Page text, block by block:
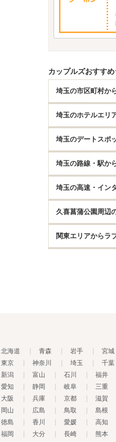
カップルズおすす
埼玉の市区町村か
埼玉のホテルエリ
埼玉のデートスポ
埼玉の路線・駅か
埼玉の高速・イン
久喜菖蒲公園周辺
関東エリアからラ
北海道 青森 岩手 宮城
東京 神奈川 埼玉 千葉
新潟 富山 石川 福井
愛知 静岡 岐阜 三重
大阪 兵庫 京都 滋賀
岡山 広島 鳥取 島根
徳島 香川 愛媛 高知
福岡 大分 長崎 熊本